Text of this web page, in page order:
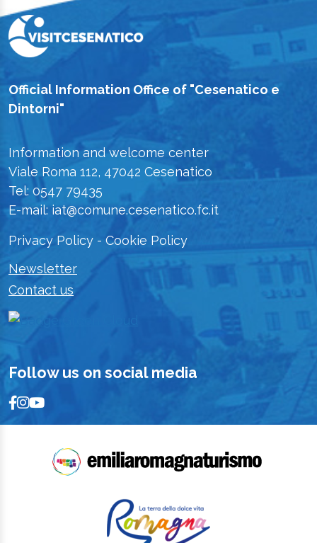
Official Information Office of "Cesenatico e
Dintorni"
Information and welcome center
Viale Roma 112, 47042 Cesenatico
Tel: 0547 79435
E-mail: iat@comune.cesenatico.fc.it
Privacy Policy - Cookie Policy
Newsletter
Contact us
Follow us on social media